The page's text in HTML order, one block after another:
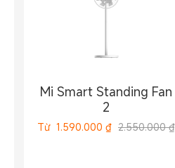
Mi Smart Standing Fan
2
Từ 1.590.000 ₫ 2.550.000 ₫